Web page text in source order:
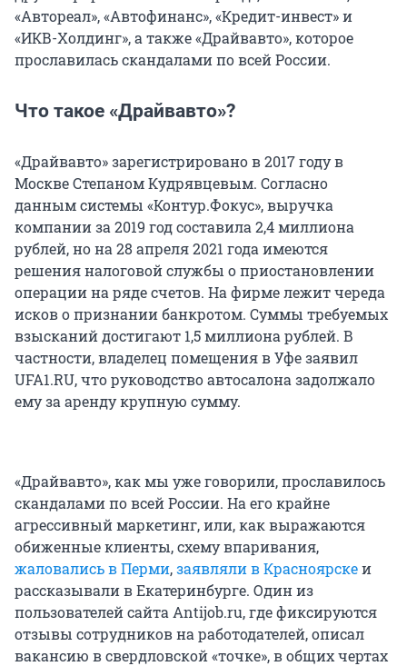
«Автореал», «Автофинанс», «Кредит-инвест» и
«ИКВ-Холдинг», а также «Драйвавто», которое
прославилась скандалами по всей России.
Что такое «Драйвавто»?
«Драйвавто» зарегистрировано в 2017 году в
Москве Степаном Кудрявцевым. Согласно
данным системы «Контур.Фокус», выручка
компании за 2019 год составила 2,4 миллиона
рублей, но на 28 апреля 2021 года имеются
решения налоговой службы о приостановлении
операции на ряде счетов. На фирме лежит череда
исков о признании банкротом. Суммы требуемых
взысканий достигают 1,5 миллиона рублей. В
частности, владелец помещения в Уфе заявил
UFA1.RU, что руководство автосалона задолжало
ему за аренду крупную сумму.
«Драйвавто», как мы уже говорили, прославилось
скандалами по всей России. На его крайне
агрессивный маркетинг, или, как выражаются
обиженные клиенты, схему впаривания,
жаловались в Перми,заявляли в Красноярскеи
рассказывали в Екатеринбурге. Один из
пользователей сайта Antijob.ru, где фиксируются
отзывы сотрудников на работодателей, описал
вакансию в свердловской «точке», в общих чертах